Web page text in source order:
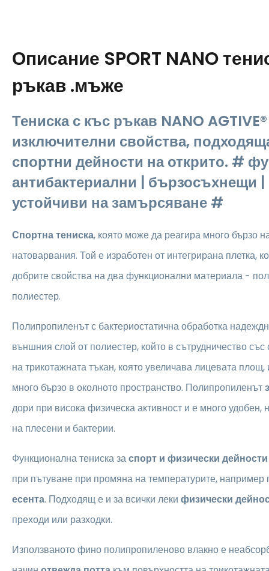
Описание SPORT NANO
ръкав .мъже
Тениска с къс ръкав NANO AGTIVE®
изключителни свойства,
спортни дейности на открито. #
антибактериални | бързосъхнещи
устойчиви на замърсяване #
Спортна тениска, която може да реагира много бързо
натоварвания. Той е изработен от интегрирана плетка,
добрите свойства на два функционални материала -
полиестер.
Полипропиленът с бактериостатична обработка
външния слой от полиестер, който в сътрудничество
на трикотажната тъкан, която увеличава лицевата площ,
много бързо в околното пространство. Полипропиленът
дори при висока физическа активност и е много удобен,
на плесени и бактерии.
Функционална тениска заспорт и физически дейности
при пътуване при промяна на температурите, например
есента. Подходящ е и за всички леки физически
преходи или разходки.
Използваното фино полипропиленово влакно е